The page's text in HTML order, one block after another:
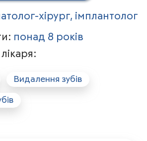
хірург, імплантолог
понад 8 років
Видалення зубів